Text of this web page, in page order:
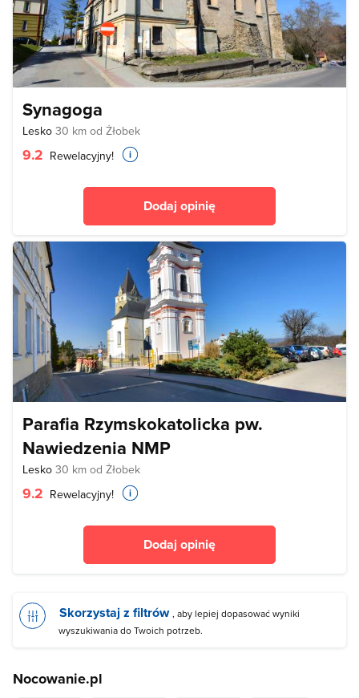
Synagoga
Lesko 30 km od Żłobek
9.2 Rewelacyjny!
Dodaj opinię
Parafia Rzymskokatolicka pw.
Nawiedzenia NMP
Lesko 30 km od Żłobek
9.2 Rewelacyjny!
Dodaj opinię
Skorzystaj z filtrów , aby lepiej dopasować wyniki
wyszukiwania do Twoich potrzeb.
Nocowanie.pl